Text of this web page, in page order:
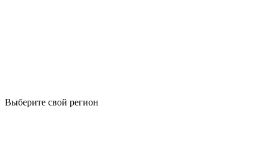
Выберите свой регион